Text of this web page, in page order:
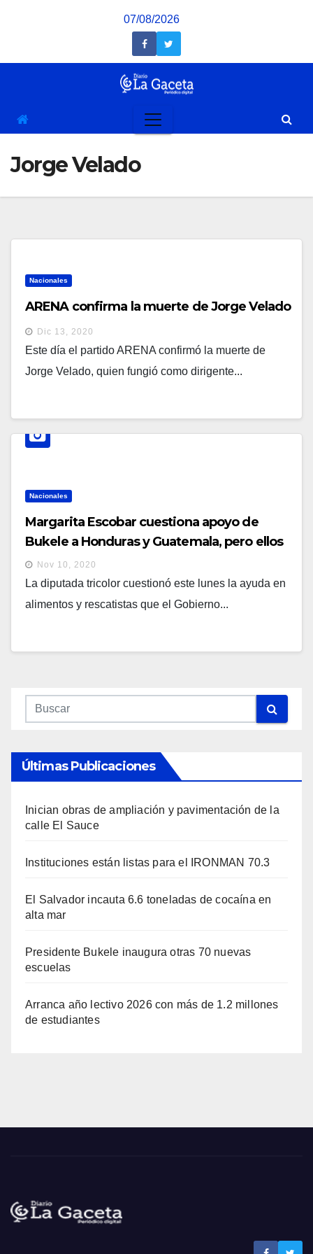
07/08/2026
Jorge Velado
Nacionales
ARENA confirma la muerte de Jorge Velado
Dic 13, 2020
Este día el partido ARENA confirmó la muerte de
Jorge Velado, quien fungió como dirigente...
Nacionales
Margarita Escobar cuestiona apoyo de
Bukele a Honduras y Guatemala, pero ellos
se apropiaron de ayuda de terremotos de
2001
Nov 10, 2020
La diputada tricolor cuestionó este lunes la ayuda en
alimentos y rescatistas que el Gobierno...
Últimas Publicaciones
Inician obras de ampliación y pavimentación de la
calle El Sauce
Instituciones están listas para el IRONMAN 70.3
El Salvador incauta 6.6 toneladas de cocaína en
alta mar
Presidente Bukele inaugura otras 70 nuevas
escuelas
Arranca año lectivo 2026 con más de 1.2 millones
de estudiantes